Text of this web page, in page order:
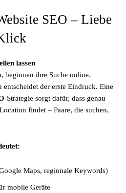
SEO – Liebe
lassen
beginnen ihre Suche online.
entscheidet der erste Eindruck. Eine
-Strategie sorgt dafür, dass genau
findet – Paare, die suchen,
Maps, regionale Keywords)
mobile Geräte